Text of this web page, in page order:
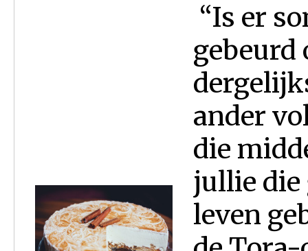
“Is er
gebeurd
ander
die
jullie die
leven